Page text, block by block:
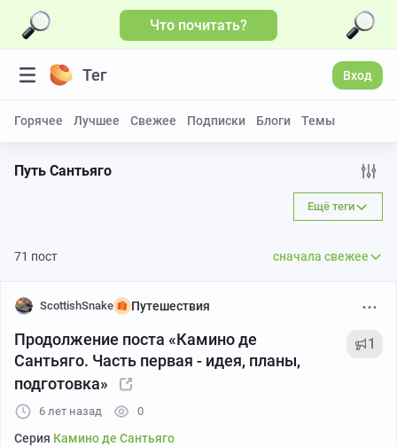
Что почитать?
Тег Вход
Горячее Лучшее Свежее Подписки Блоги Темы
Путь Сантьяго
Ещё теги
71 пост сначала свежее
ScottishSnake Путешествия
Продолжение поста «Камино де
Сантьяго. Часть первая - идея, планы,
подготовка»
1
6 лет назад 0
Серия Камино де Сантьяго